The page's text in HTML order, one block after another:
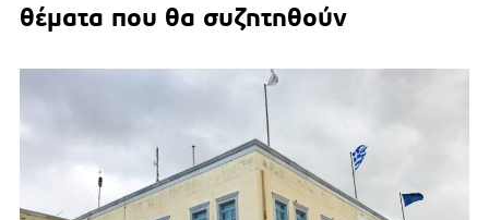
θέματα που θα συζητηθούν